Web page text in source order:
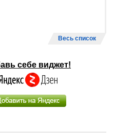
Весь список
себе виджет!